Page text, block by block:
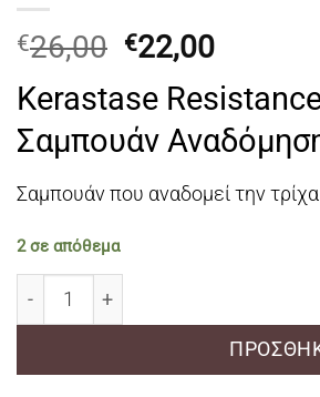
€26,00 Original
was:
€26,00.
€22,00Η
τιμή
είναι:
€22,00.
Kerastase
Σαμπουάν
Σαμπουάν που αναδομεί την
2 σε απόθεμα
Kerastase Resistance Bain Force